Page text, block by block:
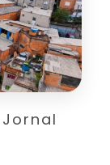
Jornal